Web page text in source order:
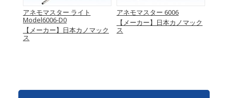
アネモマスター ライト
Model6006-D0
【メーカー】日本カノマック
ス
アネモマスター 6006
【メーカー】日本カノマック
ス